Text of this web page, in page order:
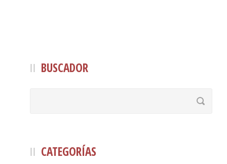
BUSCADOR
CATEGORÍAS